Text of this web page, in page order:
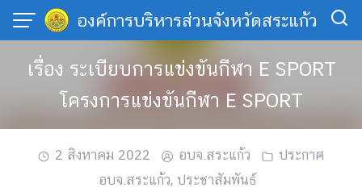
Skip
content
องค์การบริหารส่วนจังหวัดสระแก้ว
เรื่อง ระเบียบการแข่งขันกีฬา E SPORT
โครงการแข่งขันกีฬา E SPORT
2 สิงหาคม 2022 อบจ.สระแก้ว
ประกาศ
อบจ.สระแก้ว, ประชาสัมพันธ์